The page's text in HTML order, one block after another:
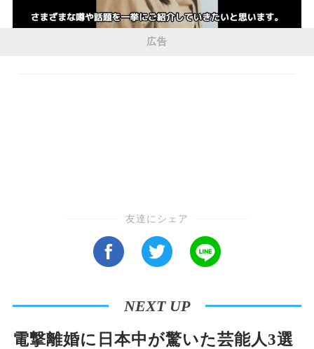
広告
友達にシェア
NEXT UP
電撃離婚に日本中が驚いた芸能人3選